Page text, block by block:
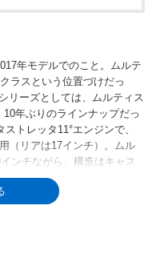
年モデルでのこと。ムルテ
ラスという位置づけだっ
リーズとしては、ムルティス
年ぶりのラインナップだっ
トレッタ11°エンジンで、
（リアは17インチ）。ムル
ンチながら、構造はキャス
式となっており、これらによ
は、1200エンデューロに通
整が可能だった。2019年に
ーダ950S)が追加ラインナ